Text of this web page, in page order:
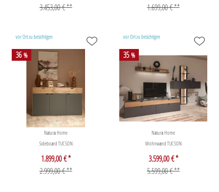
3.453,00 € **
1.699,00 € **
vor Ort zu besichtigen
36%
Natura Home
Sideboard TUCSON
1.899,00 € *
2.999,00 € **
vor Ort zu besichtigen
35%
Natura Home
Wohnwand TUCSON
3.599,00 € *
5.599,00 € **